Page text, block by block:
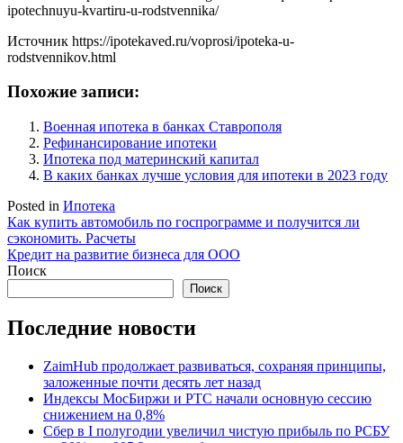
ipotechnuyu-kvartiru-u-rodstvennika/
Источник https://ipotekaved.ru/voprosi/ipoteka-u-
rodstvennikov.html
Похожие записи:
Военная ипотека в банках Ставрополя
Рефинансирование ипотеки
Ипотека под материнский капитал
В каких банках лучше условия для ипотеки в 2023 году
Posted in Ипотека
Навигация
по
записям
Как купить автомобиль по госпрограмме и получится ли
сэкономить. Расчеты
Кредит на развитие бизнеса для ООО
Поиск
Поиск
Последние новости
ZaimHub продолжает развиваться, сохраняя принципы,
заложенные почти десять лет назад
Индексы МосБиржи и РТС начали основную сессию
снижением на 0,8%
Сбер в I полугодии увеличил чистую прибыль по РСБУ